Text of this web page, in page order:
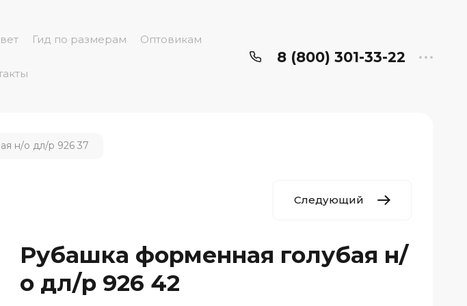
Гид по размерам Оптовикам
8 (800) 301-33-22
н/о дл/р 926 37
Следующий
Рубашка форменная голубая н/
о дл/р 926 42